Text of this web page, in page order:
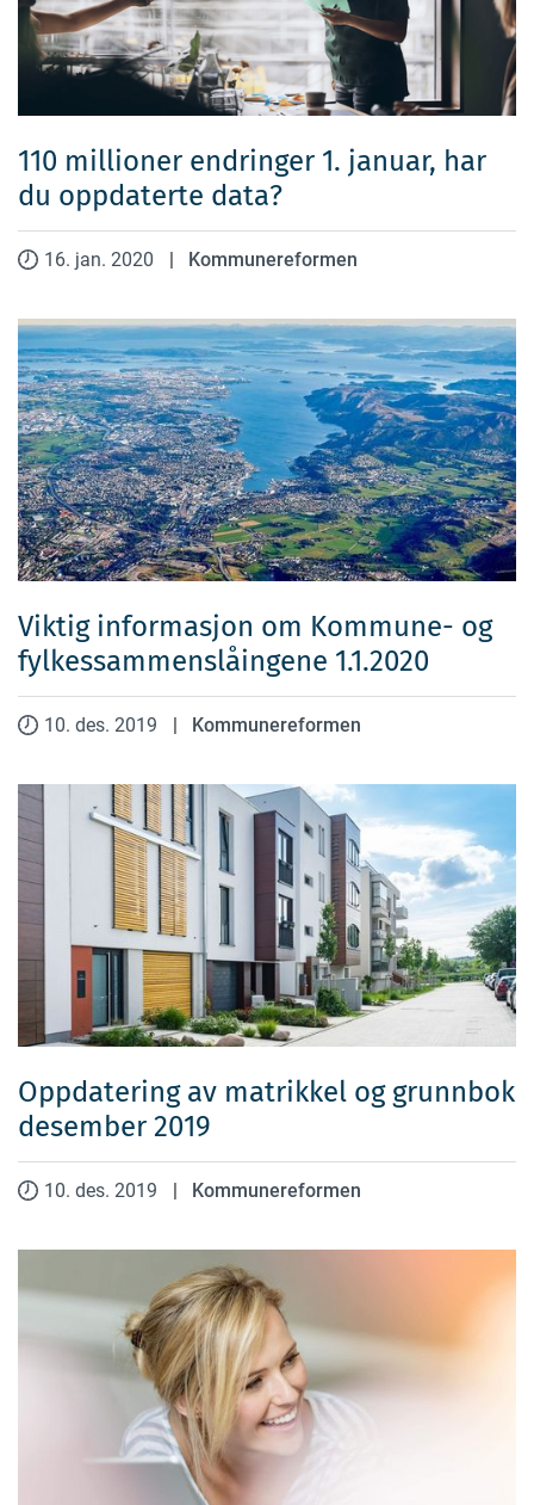
110 millioner endringer 1. januar, har
du oppdaterte data?
16. jan. 2020 | Kommunereformen
Viktig informasjon om Kommune- og
fylkessammenslåingene 1.1.2020
10. des. 2019 | Kommunereformen
Oppdatering av matrikkel og grunnbok
desember 2019
10. des. 2019 | Kommunereformen